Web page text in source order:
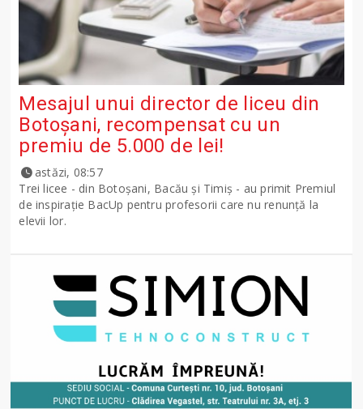
Mesajul unui director de liceu din
Botoșani, recompensat cu un
premiu de 5.000 de lei!
astăzi, 08:57
Trei licee - din Botoșani, Bacău și Timiș - au primit Premiul
de inspirație BacUp pentru profesorii care nu renunță la
elevii lor.